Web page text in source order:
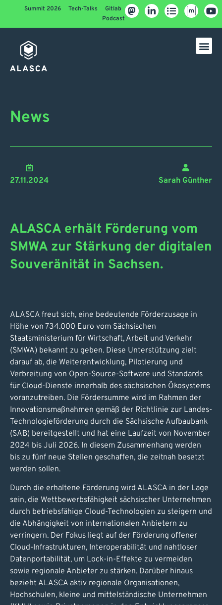
Summit 2026 Tech-Talks
Gitlab
Podcast
News
27.11.2024 Sarah Günther
ALASCA erhält Förderung vom
SMWA zur Stärkung der digitalen
Souveränität in Sachsen.
ALASCA freut sich, eine bedeutende Förderzusage in
Höhe von 734.000 Euro vom Sächsischen
Staatsministerium für Wirtschaft, Arbeit und Verkehr
(SMWA) bekannt zu geben. Diese Unterstützung zielt
darauf ab, die Weiterentwicklung, Pilotierung und
Verbreitung von Open-Source-Software und Standards
für Cloud-Dienste innerhalb des sächsischen Ökosystems
voranzutreiben. Die Fördersumme wird im Rahmen der
Innovationsmaßnahmen gemäß der Richtlinie zur Landes-
Technologieförderung durch die Sächsische Aufbaubank
(SAB) bereitgestellt und hat eine Laufzeit von November
2024 bis Juli 2026. In diesem Zusammenhang werden
bis zu fünf neue Stellen geschaffen, die zeitnah besetzt
werden sollen.
Durch die erhaltene Förderung wird ALASCA in der Lage
sein, die Wettbewerbsfähigkeit sächsischer Unternehmen
durch betriebsfähige Cloud-Technologien zu steigern und
die Abhängigkeit von internationalen Anbietern zu
verringern. Der Fokus liegt auf der Förderung offener
Cloud-Infrastrukturen, Interoperabilität und nahtloser
Datenportabilität, um Lock-in-Effekte zu vermeiden
sowie regionale Anbieter zu stärken. Darüber hinaus
bezieht ALASCA aktiv regionale Organisationen,
Hochschulen, kleine und mittelständische Unternehmen